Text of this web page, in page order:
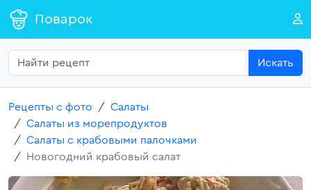
Поварок
Искать
Рецепты с фото
Салаты
Салаты из морепродуктов
Салаты с крабовыми палочками
Новогодний крабовый салат